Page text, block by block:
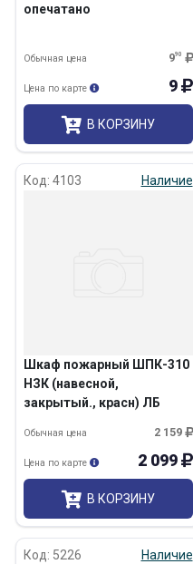
опечатано
990
Обычная цена
9
Цена по карте
В КОРЗИНУ
Код: 4103 Наличие
Шкаф пожарный ШПК-310
НЗК (навесной,
закрытый., красн) ЛБ
2 159
Обычная цена
2 099
Цена по карте
В КОРЗИНУ
Код: 5226 Наличие